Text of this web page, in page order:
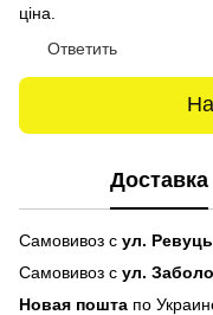
ціна.
Ответить
Доставка
Самовивоз с ул.
Самовивоз с ул.
Новая пошта по